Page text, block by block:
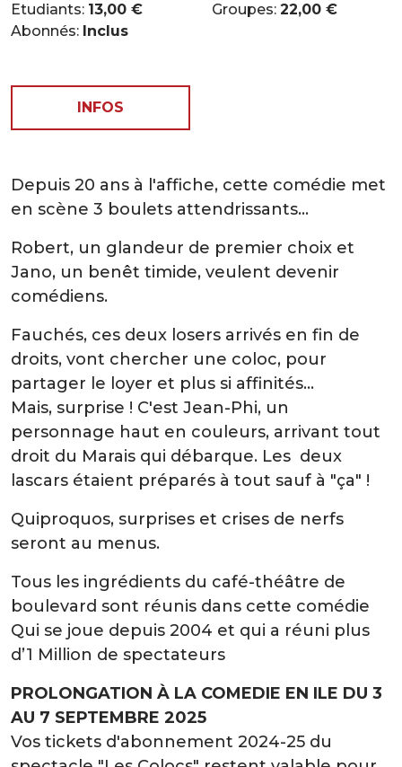
Etudiants: 13,00 € Groupes: 22,00 €
Abonnés: Inclus
INFOS
Depuis 20 ans à l'affiche, cette comédie met
en scène 3 boulets attendrissants...
Robert, un glandeur de premier choix et
Jano, un benêt timide, veulent devenir
comédiens.
Fauchés, ces deux losers arrivés en fin de
droits, vont chercher une coloc, pour
partager le loyer et plus si affinités...
Mais, surprise ! C'est Jean-Phi, un
personnage haut en couleurs, arrivant tout
droit du Marais qui débarque. Les deux
lascars étaient préparés à tout sauf à "ça" !
Quiproquos, surprises et crises de nerfs
seront au menus.
Tous les ingrédients du café-théâtre de
boulevard sont réunis dans cette comédie
Qui se joue depuis 2004 et qui a réuni plus
d’1 Million de spectateurs
PROLONGATION À LA COMEDIE EN ILE DU 3
AU 7 SEPTEMBRE 2025
Vos tickets d'abonnement 2024-25 du